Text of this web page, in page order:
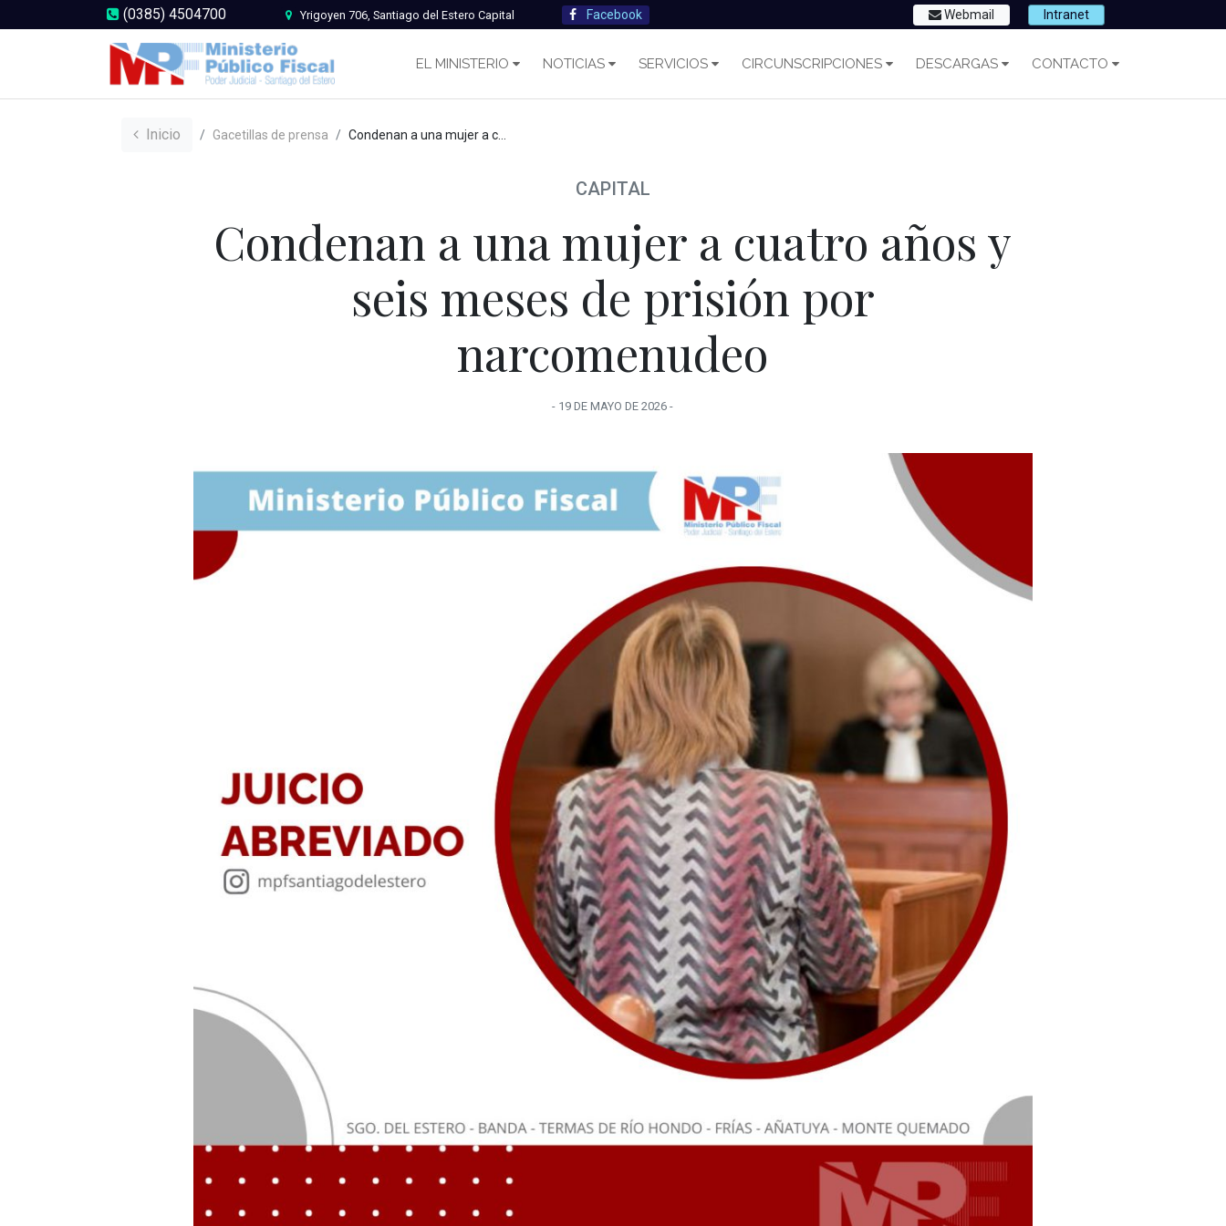
(0385) 4504700 Yrigoyen 706, Santiago del Estero Capital Facebook Webmail Intranet
EL MINISTERIO NOTICIAS SERVICIOS CIRCUNSCRIPCIONES DESCARGAS CONTACTO
Inicio Gacetillas de prensa Condenan a una mujer a cuatro años y seis meses de prisión por narcomenudeo
CAPITAL
Condenan a una mujer a cuatro años y
seis meses de prisión por
narcomenudeo
- 19 DE MAYO DE2026 -